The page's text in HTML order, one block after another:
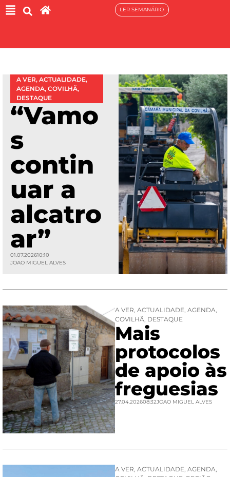
LER SEMANÁRIO
A VER, ACTUALIDADE,
AGENDA, COVILHÃ,
DESTAQUE
“Vamo
s
contin
uar a
alcatro
ar”
01.07.202610:10
JOAO MIGUEL ALVES
A VER, ACTUALIDADE, AGENDA,
COVILHÃ, DESTAQUE
Mais
protocolos
de apoio às
freguesias
27.04.202608:32JOAO MIGUEL ALVES
A VER, ACTUALIDADE, AGENDA,